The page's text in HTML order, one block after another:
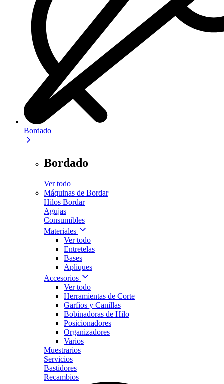
Bordado
Bordado
Ver todo
Máquinas de Bordar
Hilos Bordar
Agujas
Consumibles
Materiales
Ver todo
Entretelas
Bases
Apliques
Accesorios
Ver todo
Herramientas de Corte
Garfios y Canillas
Bobinadoras de Hilo
Posicionadores
Organizadores
Varios
Muestrarios
Servicios
Bastidores
Recambios